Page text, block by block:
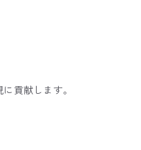
貢献します。